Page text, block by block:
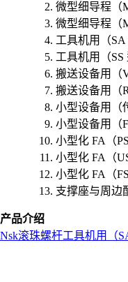
微型细导程（
微型细导程（
工具机用（SA
工具机用（SS
搬送设备用（
搬送设备用（R
小型设备用（
小型设备用（
小型化 FA（
小型化 FA（
小型化 FA（
支撑座与周边
产品介绍
Nsk滚珠螺杆工具机用（